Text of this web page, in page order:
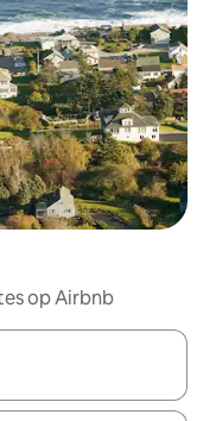
op Airbnb
maak je een keuze